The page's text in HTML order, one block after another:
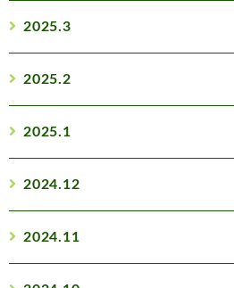
2025.3
2025.2
2025.1
2024.12
2024.11